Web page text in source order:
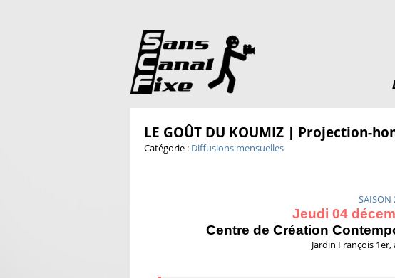
LE GOÛT DU KOUMIZ | Projection-
Catégorie : Diffusions mensuelles
SAISON
Jeudi 04
Centre de Création
Jardin François